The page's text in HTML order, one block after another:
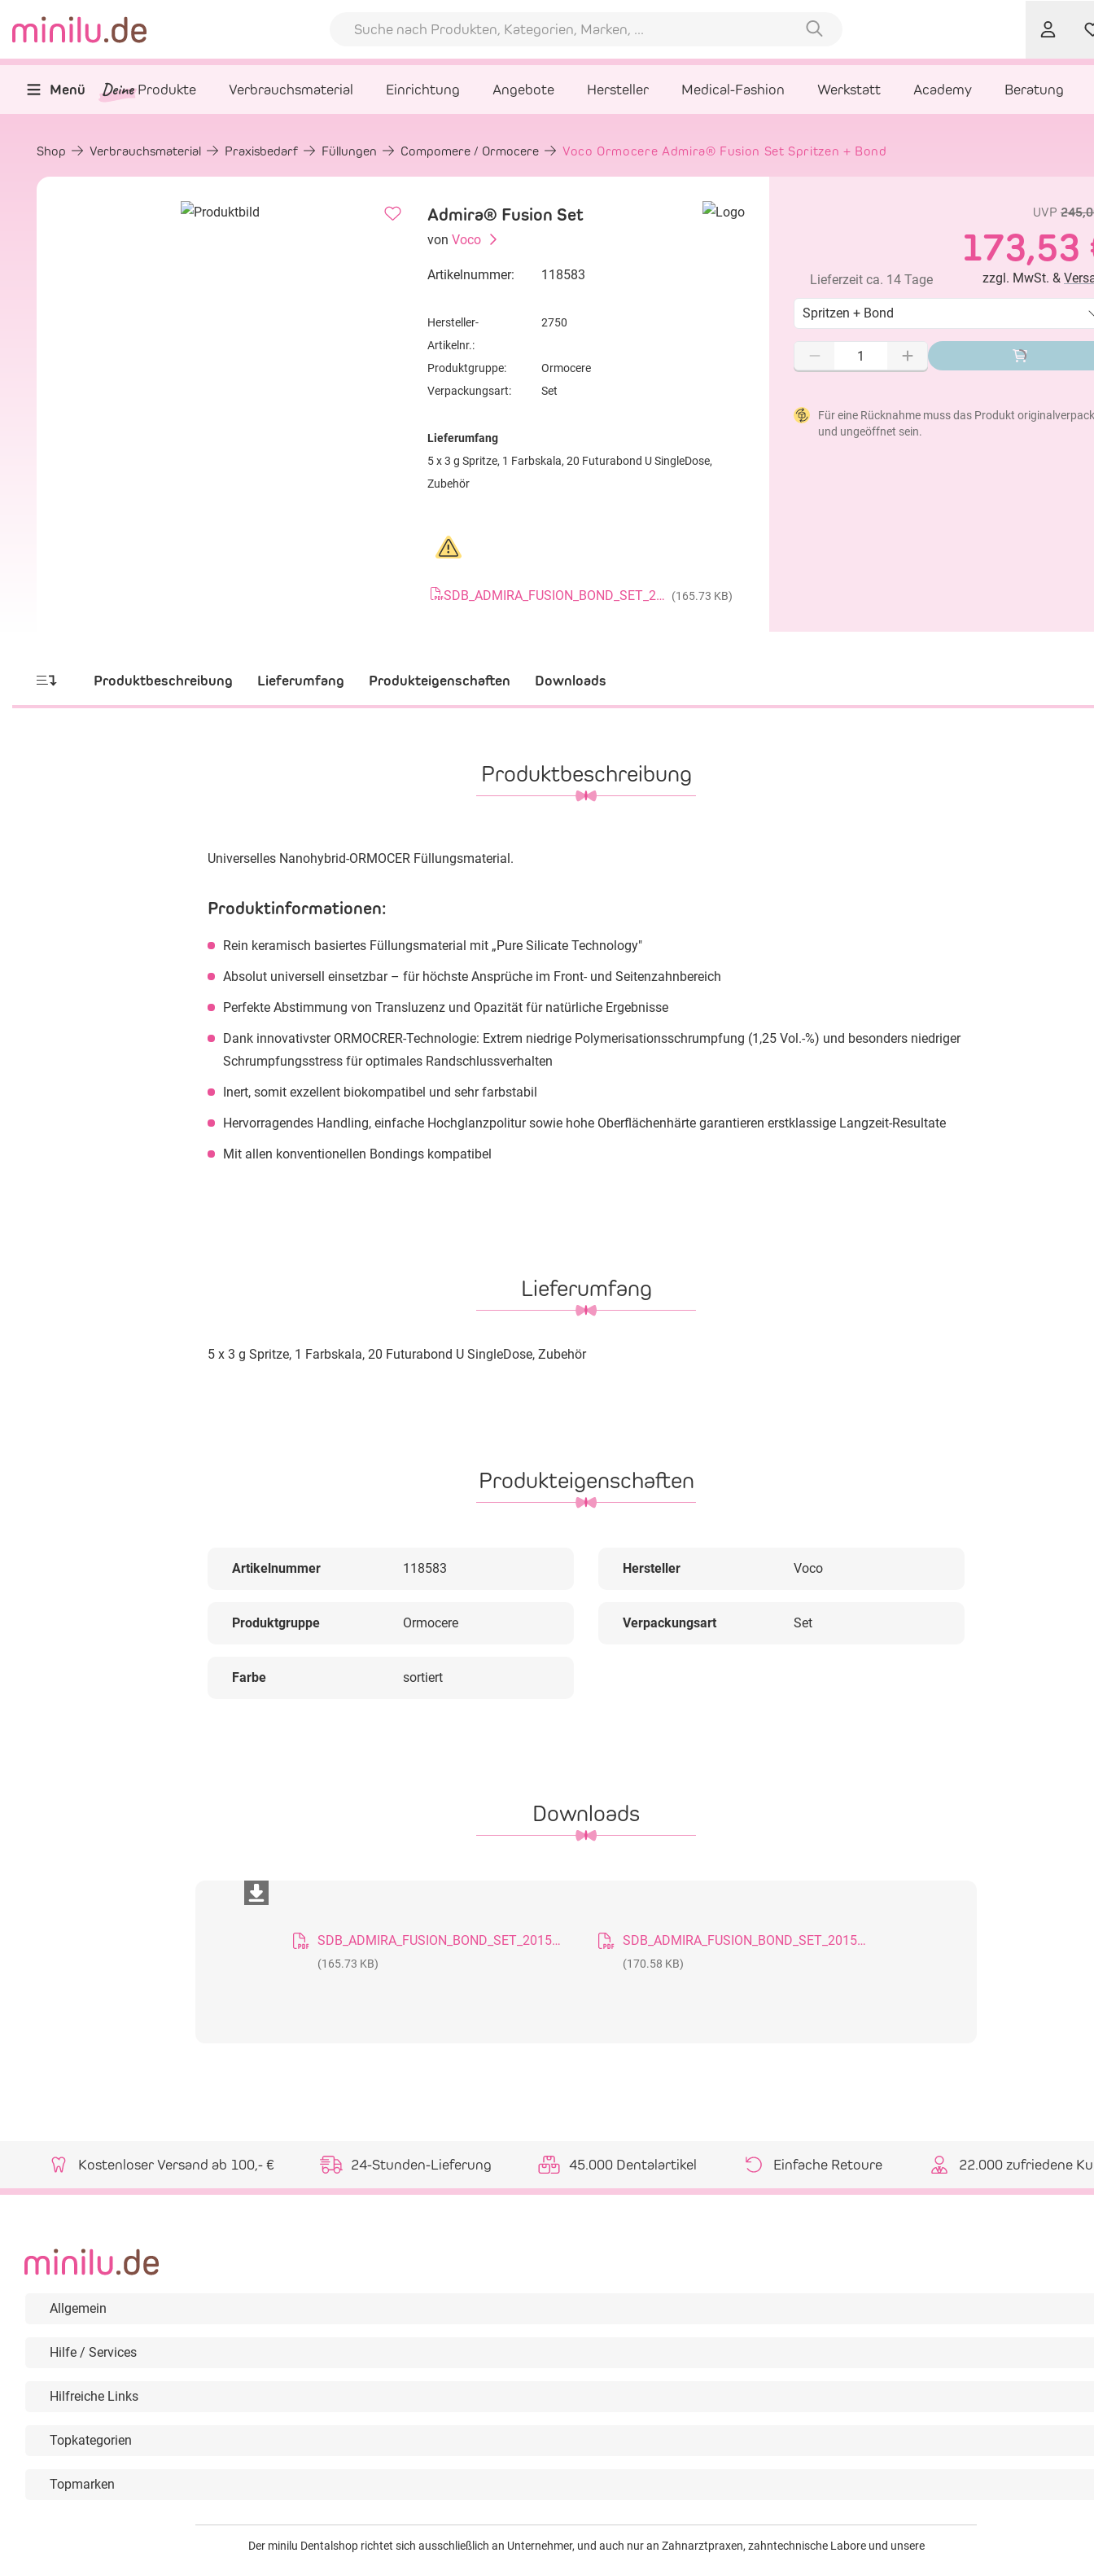
Menü Deine Produkte Verbrauchsmaterial Einrichtung Angebote Hersteller Medical-Fashion Werkstatt Academy Beratung
Shop Verbrauchsmaterial Praxisbedarf Füllungen Compomere / Ormocere Voco Ormocere Admira® Fusion Set Spritzen + Bond
Admira® Fusion Set
von Voco
Artikelnummer: 118583
Hersteller-
Artikelnr.:
2750
Produktgruppe:
Ormocere
Verpackungsart:
Set
Lieferumfang
5 x 3 g Spritze, 1 Farbskala, 20 Futurabond U SingleDose,
Zubehör
SDB_ADMIRA_FUSION_BOND_SET_20150923_GB (165.73 KB)
UVP
173,53
Lieferzeit ca. 14 Tage zzgl. MwSt. &
Spritzen + Bond
Für eine Rücknahme muss das Produkt
und ungeöffnet sein.
Produktbeschreibung Lieferumfang Produkteigenschaften Downloads
Produktbeschreibung
Universelles Nanohybrid-ORMOCER Füllungsmaterial.
Produktinformationen:
Rein keramisch basiertes Füllungsmaterial mit „Pure Silicate Technology"
Absolut universell einsetzbar – für höchste Ansprüche im Front- und Seitenzahnbereich
Perfekte Abstimmung von Transluzenz und Opazität für natürliche Ergebnisse
Dank innovativster ORMOCRER-Technologie: Extrem niedrige Polymerisationsschrumpfung (1,25 Vol.-%) und besonders niedriger
Schrumpfungsstress für optimales Randschlussverhalten
Inert, somit exzellent biokompatibel und sehr farbstabil
Hervorragendes Handling, einfache Hochglanzpolitur sowie hohe Oberflächenhärte garantieren erstklassige Langzeit-Resultate
Mit allen konventionellen Bondings kompatibel
Lieferumfang
5 x 3 g Spritze, 1 Farbskala, 20 Futurabond U SingleDose, Zubehör
Produkteigenschaften
Artikelnummer 118583 Hersteller Voco
Produktgruppe Ormocere Verpackungsart Set
Farbe sortiert
Downloads
SDB_ADMIRA_FUSION_BOND_SET_20150923_GB
(165.73 KB)
SDB_ADMIRA_FUSION_BOND_SET_20150922_DE
(170.58 KB)
Kostenloser Versand ab 100,- € 24-Stunden-Lieferung 45.000 Dentalartikel Einfache Retoure 22.000 zufriedene
Allgemein
Hilfe / Services
Hilfreiche Links
Topkategorien
Topmarken
Der minilu Dentalshop richtet sich ausschließlich an Unternehmer, und auch nur an Zahnarztpraxen, zahntechnische Labore und unsere